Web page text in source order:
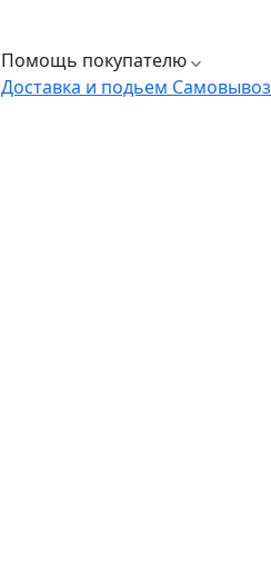
Помощь покупателю
Доставка и подьем Самовывоз